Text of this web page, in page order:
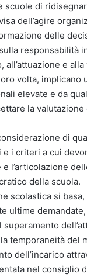
di
dell’agire
delle
responsabilità
all’attuazione e
volta, implicano
elevate e da
la
di
i criteri a cui
l’articolazione
della scuola.
si
ultime
temporaneità del
dell’incarico
nel consiglio